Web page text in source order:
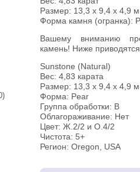
Размер: 13,3 x 9,4 x 4,9
Форма камня (огранка):
Вашему вниманию предлагается орегонский солнечный
камень! Ниже
Sunstone (Natural)
Вес: 4,83 карата
Размер: 13,3 х 9,4 х 4,9
Форма: Pear
Группа обработки: В
Облагораживание: Нет
Цвет: Ж.2/2 и О.4/2
Чистота: 5+
Регион: Oregon, USA